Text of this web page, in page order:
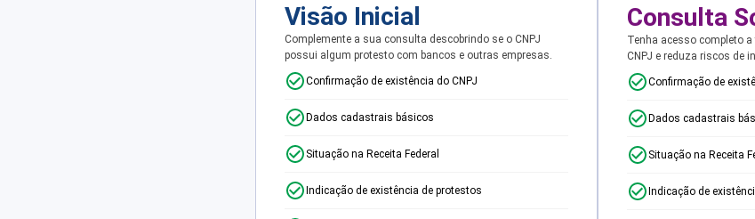
Visão Inicial
Complemente a sua consulta descobrindo se o CNPJ
possui algum protesto com bancos e outras empresas.
Confirmação de existência do CNPJ
Dados cadastrais básicos
Situação na Receita Federal
Indicação de existência de protestos
Consulta
Tenha acesso completo
CNPJ e reduza riscos de
Confirmação de
Dados cadastrais
Situação na Receita
Indicação de